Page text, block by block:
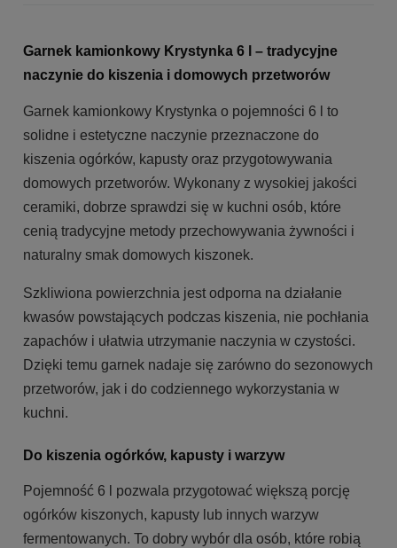
Garnek kamionkowy Krystynka 6 l – tradycyjne
naczynie do kiszenia i domowych przetworów
Garnek kamionkowy Krystynka o pojemności 6 l to
solidne i estetyczne naczynie przeznaczone do
kiszenia ogórków, kapusty oraz przygotowywania
domowych przetworów. Wykonany z wysokiej jakości
ceramiki, dobrze sprawdzi się w kuchni osób, które
cenią tradycyjne metody przechowywania żywności i
naturalny smak domowych kiszonek.
Szkliwiona powierzchnia jest odporna na działanie
kwasów powstających podczas kiszenia, nie pochłania
zapachów i ułatwia utrzymanie naczynia w czystości.
Dzięki temu garnek nadaje się zarówno do sezonowych
przetworów, jak i do codziennego wykorzystania w
kuchni.
Do kiszenia ogórków, kapusty i warzyw
Pojemność 6 l pozwala przygotować większą porcję
ogórków kiszonych, kapusty lub innych warzyw
fermentowanych. To dobry wybór dla osób, które robią